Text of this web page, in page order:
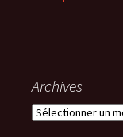
Archives
Archives